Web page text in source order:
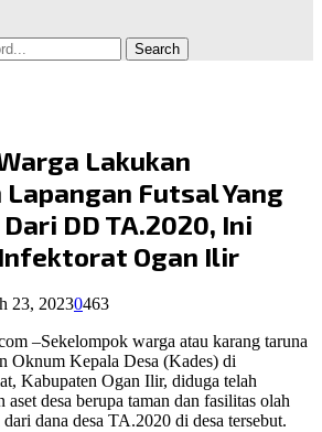
Search
Lakukan
Futsal Yang
DD TA.2020, Ini
Ogan Ilir
23, 20230463
–Sekelompok warga atau karang taruna
Oknum Kepala Desa (Kades) di
Kabupaten Ogan Ilir, diduga telah
aset desa berupa taman dan fasilitas olah
dana desa TA.2020 di desa tersebut.